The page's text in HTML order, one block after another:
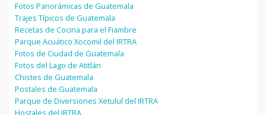
Fotos Panorámicas de Guatemala
Trajes Típicos de Guatemala
Recetas de Cocina para el Fiambre
Parque Acuático Xocomil del IRTRA
Fotos de Ciudad de Guatemala
Fotos del Lago de Atitlán
Chistes de Guatemala
Postales de Guatemala
Parque de Diversiones Xetulul del IRTRA
Hostales del IRTRA